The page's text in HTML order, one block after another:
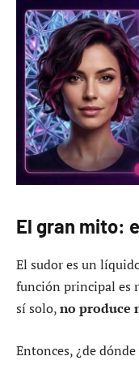
El gran mito:
El sudor es un
función principal es
sí solo,no produce
Entonces, ¿de